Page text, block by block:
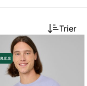
Trier